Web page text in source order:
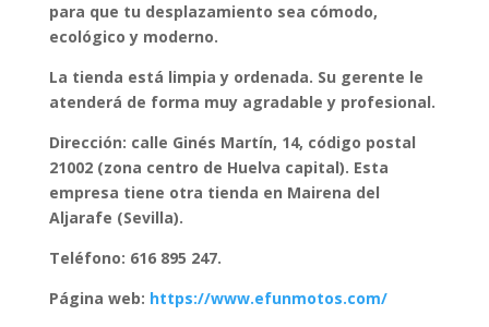
para que tu desplazamiento sea cómodo,
ecológico y moderno.
La tienda está limpia y ordenada. Su gerente le
atenderá de forma muy agradable y profesional.
Dirección: calle Ginés Martín, 14, código postal
21002 (zona centro de Huelva capital). Esta
empresa tiene otra tienda en Mairena del
Aljarafe (Sevilla).
Teléfono: 616 895 247.
Página web: https://www.efunmotos.com/